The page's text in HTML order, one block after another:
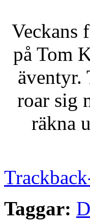
Veckans
på Tom
äventyr.
roar sig
räkna
Taggar: